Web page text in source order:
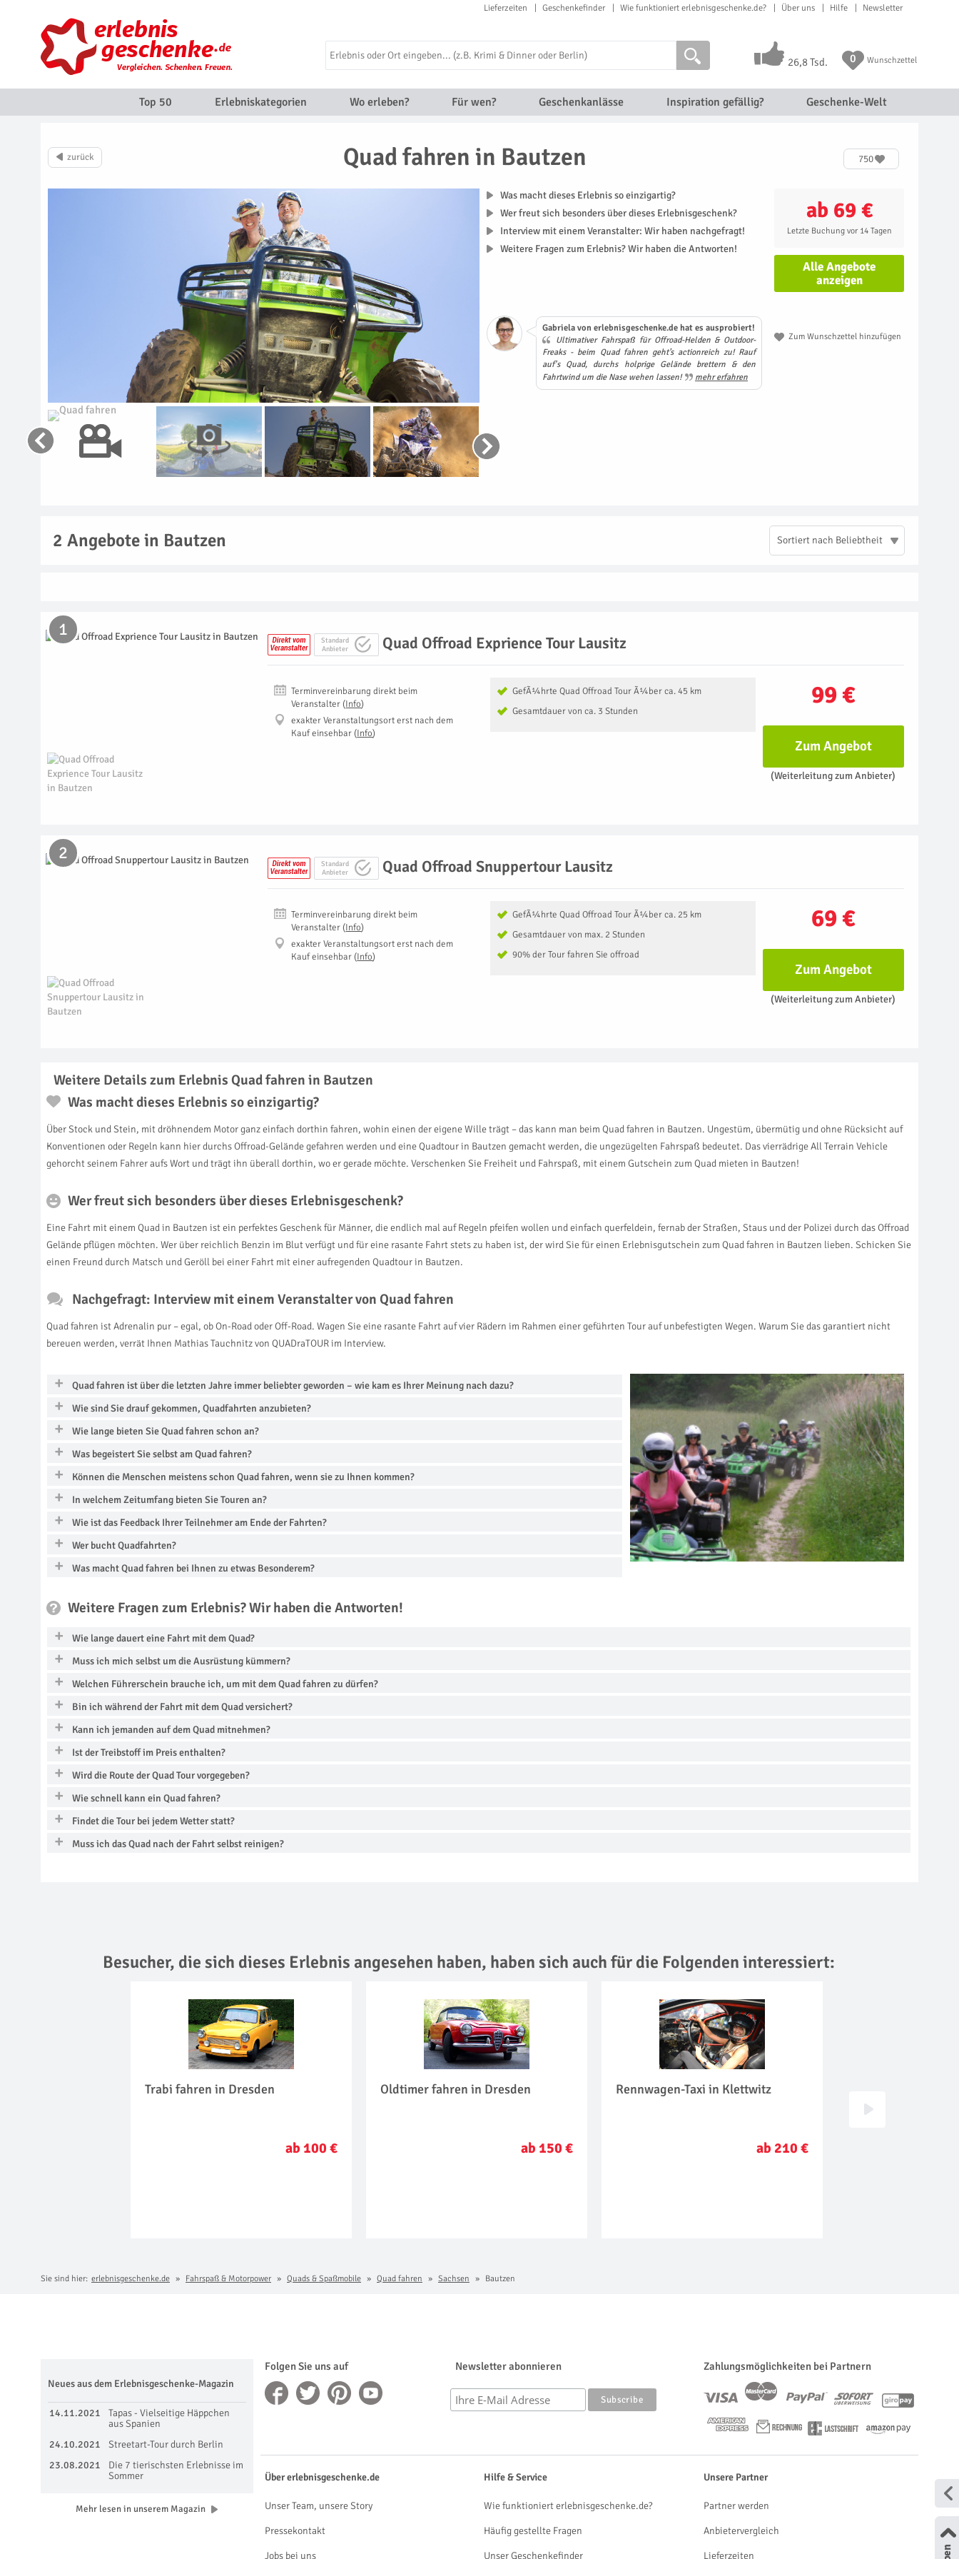
Lieferzeiten Geschenkefinder Wie funktioniert erlebnisgeschenke.de? Über uns Hilfe Newsletter
26,8 Tsd. 0 Wunschzettel
Top 50 Erlebniskategorien Wo erleben? Für wen? Geschenkanlässe Inspiration gefällig? Geschenke-Welt
Quad fahren in Bautzen 750
ab 69 €
Letzte Buchung vor 14 Tagen
Alle Angebote
anzeigen
Zum Wunschzettel hinzufügen
Was macht dieses Erlebnis so einzigartig?
Wer freut sich besonders über dieses Erlebnisgeschenk?
Interview mit einem Veranstalter: Wir haben nachgefragt!
Weitere Fragen zum Erlebnis? Wir haben die Antworten!
Gabriela von erlebnisgeschenke.de hat es ausprobiert!
Ultimativer Fahrspaß für Offroad-Helden & Outdoor-
Freaks - beim Quad fahren geht’s actionreich zu! Rauf
auf's Quad, durchs holprige Gelände brettern & den
Fahrtwind um die Nase wehen lassen!
mehr erfahren
2 Angebote in Bautzen Sortiert nach Beliebtheit
Standard
Anbieter
Quad Offroad Exprience Tour Lausitz
1
99 €
GefÃ¼hrte Quad Offroad Tour Ã¼ber ca. 45 km
Gesamtdauer von ca. 3 Stunden
Terminvereinbarung direkt beim
Veranstalter (Info)
exakter Veranstaltungsort erst nach dem
Kauf einsehbar (Info)
Zum Angebot
(Weiterleitung zum Anbieter)
Standard
Anbieter
Quad Offroad Snuppertour Lausitz
2
69 €
GefÃ¼hrte Quad Offroad Tour Ã¼ber ca. 25 km
Gesamtdauer von max. 2 Stunden
90% der Tour fahren Sie offroad
Terminvereinbarung direkt beim
Veranstalter (Info)
exakter Veranstaltungsort erst nach dem
Kauf einsehbar (Info)
Zum Angebot
(Weiterleitung zum Anbieter)
Weitere Details zum Erlebnis Quad fahren in Bautzen
Was macht dieses Erlebnis so einzigartig?
Über Stock und Stein, mit dröhnendem Motor ganz einfach dorthin fahren, wohin einen der eigene Wille trägt – das kann man beim Quad fahren in Bautzen. Ungestüm, übermütig und ohne Rücksicht auf
Konventionen oder Regeln kann hier durchs Offroad-Gelände gefahren werden und eine Quadtour in Bautzen gemacht werden, die ungezügelten Fahrspaß bedeutet. Das vierrädrige All Terrain Vehicle
gehorcht seinem Fahrer aufs Wort und trägt ihn überall dorthin, wo er gerade möchte. Verschenken Sie Freiheit und Fahrspaß, mit einem Gutschein zum Quad mieten in Bautzen!
Wer freut sich besonders über dieses Erlebnisgeschenk?
Eine Fahrt mit einem Quad in Bautzen ist ein perfektes Geschenk für Männer, die endlich mal auf Regeln pfeifen wollen und einfach querfeldein, fernab der Straßen, Staus und der Polizei durch das Offroad
Gelände pflügen möchten. Wer über reichlich Benzin im Blut verfügt und für eine rasante Fahrt stets zu haben ist, der wird Sie für einen Erlebnisgutschein zum Quad fahren in Bautzen lieben. Schicken Sie
einen Freund durch Matsch und Geröll bei einer Fahrt mit einer aufregenden Quadtour in Bautzen.
Nachgefragt: Interview mit einem Veranstalter von Quad fahren
Quad fahren ist Adrenalin pur – egal, ob On-Road oder Off-Road. Wagen Sie eine rasante Fahrt auf vier Rädern im Rahmen einer geführten Tour auf unbefestigten Wegen. Warum Sie das garantiert nicht
bereuen werden, verrät Ihnen Mathias Tauchnitz von QUADraTOUR im Interview.
Quad fahren ist über die letzten Jahre immer beliebter geworden – wie kam es Ihrer Meinung nach dazu?
Wie sind Sie drauf gekommen, Quadfahrten anzubieten?
Wie lange bieten Sie Quad fahren schon an?
Was begeistert Sie selbst am Quad fahren?
Können die Menschen meistens schon Quad fahren, wenn sie zu Ihnen kommen?
In welchem Zeitumfang bieten Sie Touren an?
Wie ist das Feedback Ihrer Teilnehmer am Ende der Fahrten?
Wer bucht Quadfahrten?
Was macht Quad fahren bei Ihnen zu etwas Besonderem?
Weitere Fragen zum Erlebnis? Wir haben die Antworten!
Wie lange dauert eine Fahrt mit dem Quad?
Muss ich mich selbst um die Ausrüstung kümmern?
Welchen Führerschein brauche ich, um mit dem Quad fahren zu dürfen?
Bin ich während der Fahrt mit dem Quad versichert?
Kann ich jemanden auf dem Quad mitnehmen?
Ist der Treibstoff im Preis enthalten?
Wird die Route der Quad Tour vorgegeben?
Wie schnell kann ein Quad fahren?
Findet die Tour bei jedem Wetter statt?
Muss ich das Quad nach der Fahrt selbst reinigen?
Besucher, die sich dieses Erlebnis angesehen haben, haben sich auch für die Folgenden interessiert:
Trabi fahren in Dresden
ab 100 €
Oldtimer fahren in Dresden
ab 150 €
Rennwagen-Taxi in Klettwitz
ab 210 €
Sie sind hier: erlebnisgeschenke.de Fahrspaß & Motorpower Quads & Spaßmobile Quad fahren Sachsen Bautzen
Folgen Sie uns auf Newsletter abonnieren Zahlungsmöglichkeiten bei Partnern
Neues aus dem Erlebnisgeschenke-Magazin
14.11.2021
Tapas - Vielseitige Häppchen
aus Spanien
24.10.2021
Streetart-Tour durch Berlin
23.08.2021
Die 7 tierischsten Erlebnisse im
Sommer
Mehr lesen in unserem Magazin
Über erlebnisgeschenke.de
Unser Team, unsere Story
Pressekontakt
Jobs bei uns
Hilfe & Service
Wie funktioniert erlebnisgeschenke.de?
Häufig gestellte Fragen
Unser Geschenkefinder
Unsere Partner
Partner werden
Anbietervergleich
Lieferzeiten